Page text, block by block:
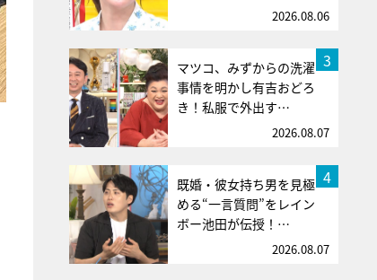
2026.08.06
3
マツコ、みずからの洗濯
事情を明かし有吉おどろ
き！私服で外出す…
2026.08.07
4
既婚・彼女持ち男を見極
める“一言質問”をレイン
ボー池田が伝授！…
2026.08.07